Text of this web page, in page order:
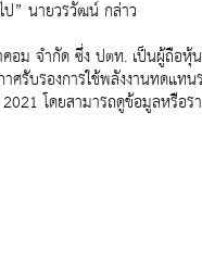
ป” นายวรวัฒน์ กล่าว
อม จำกัด ซึ่ง ปตท. เป็นผู้ถือ
ศรับรองการใช้พลังงานทดแ
โดยสามารถดูข้อมูลหรือร